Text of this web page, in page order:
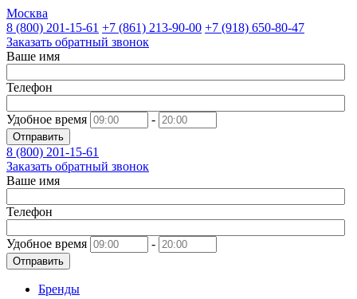
Москва
8 (800) 201-15-61 +7 (861) 213-90-00 +7 (918) 650-80-47
Заказать обратный звонок
Ваше имя
Телефон
Удобное время -
Отправить
8 (800) 201-15-61
Заказать обратный звонок
Ваше имя
Телефон
Удобное время -
Отправить
Бренды